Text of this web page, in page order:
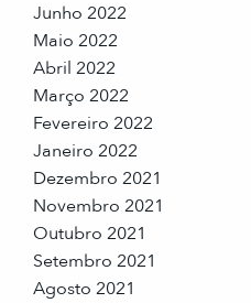
Junho 2022
Maio 2022
Abril 2022
Março 2022
Fevereiro 2022
Janeiro 2022
Dezembro 2021
Novembro 2021
Outubro 2021
Setembro 2021
Agosto 2021